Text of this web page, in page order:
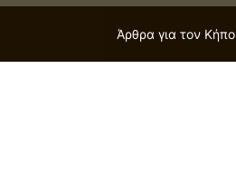
Άρθρα για τον Κήπο